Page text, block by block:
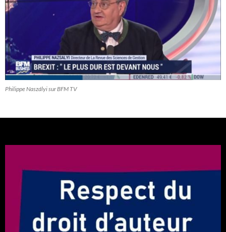
Philippe Naszályi sur BFM TV